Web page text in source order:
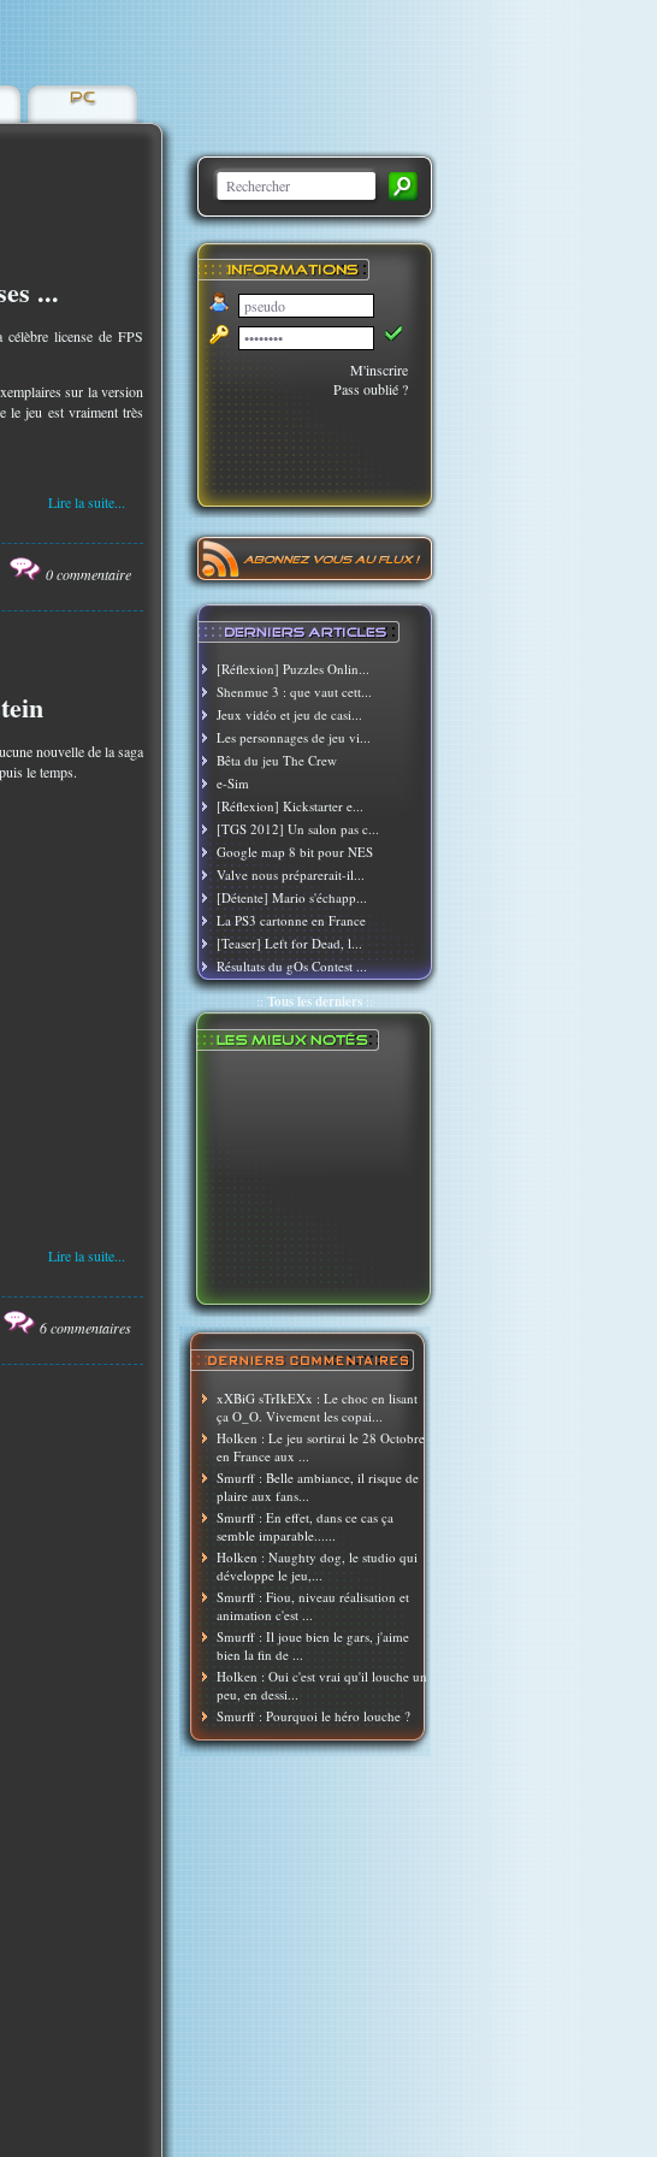
M'inscrire
Pass oublié ?
[Réflexion] Puzzles Onlin...
Shenmue 3 : que vaut cett...
Jeux vidéo et jeu de casi...
Les personnages de jeu vi...
Bêta du jeu The Crew
e-Sim
[Réflexion] Kickstarter e...
[TGS 2012] Un salon pas c...
Google map 8 bit pour NES
Valve nous préparerait-il...
[Détente] Mario s'échapp...
La PS3 cartonne en France
[Teaser] Left for Dead, l...
Résultats du gOs Contest ...
:: Tous les derniers::
xXBiG sTrIkEXx : Le choc en lisant
ça O_O. Vivement les copai...
Holken : Le jeu sortirai le 28 Octobre
en France aux ...
Smurff : Belle ambiance, il risque de
plaire aux fans...
Smurff : En effet, dans ce cas ça
semble imparable......
Holken : Naughty dog, le studio qui
développe le jeu,...
Smurff : Fiou, niveau réalisation et
animation c'est ...
Smurff : Il joue bien le gars, j'aime
bien la fin de ...
Holken : Oui c'est vrai qu'il louche un
peu, en dessi...
Smurff : Pourquoi le héro louche ?
...
license de FPS
sur la version
le jeu est vraiment très
Lire la suite...
0 commentaire
nouvelle de la saga
le temps.
Lire la suite...
6 commentaires